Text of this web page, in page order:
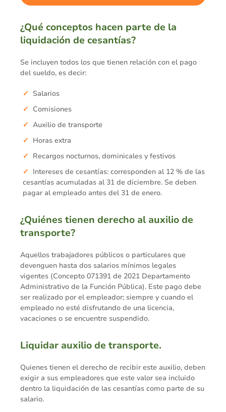
¿Qué conceptos hacen parte de la
liquidación de cesantías?
Se incluyen todos los que tienen relación con el pago
del sueldo, es decir:
Salarios
Comisiones
Auxilio de transporte
Horas extra
Recargos nocturnos, dominicales y festivos
Intereses de cesantías: corresponden al 12 % de las
cesantías acumuladas al 31 de diciembre. Se deben
pagar al empleado antes del 31 de enero.
¿Quiénes tienen derecho al auxilio de
transporte?
Aquellos trabajadores públicos o particulares que
devenguen hasta dos salarios mínimos legales
vigentes (Concepto 071391 de 2021 Departamento
Administrativo de la Función Pública). Este pago debe
ser realizado por el empleador; siempre y cuando el
empleado no esté disfrutando de una licencia,
vacaciones o se encuentre suspendido.
Liquidar auxilio de transporte.
Quienes tienen el derecho de recibir este auxilio, deben
exigir a sus empleadores que este valor sea incluido
dentro la liquidación de las cesantías como parte de su
salario.